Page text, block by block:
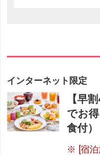
インターネット限定
【早
でお
食付）
[宿